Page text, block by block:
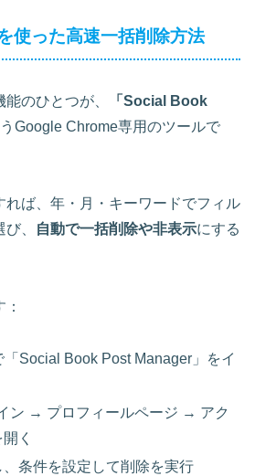
使った高速一括削除方法
のひとつが、
「Social Book
Google Chrome専用のツールで
れば、年・月・キーワードでフィル
、
自動で一括削除や非表示にする
Social Book Post Manager」をイ
ン → プロフィールページ → アク
く
条件を設定して削除を実行